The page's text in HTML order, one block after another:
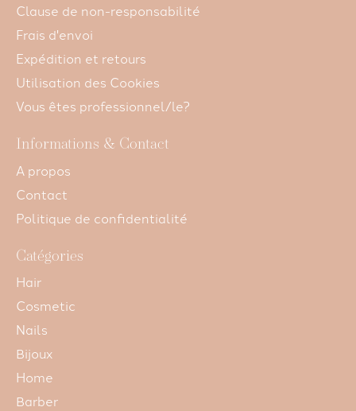
Clause de non-responsabilité
Frais d'envoi
Expédition et retours
Utilisation des Cookies
Vous êtes professionnel/le?
Informations & Contact
A propos
Contact
Politique de confidentialité
Catégories
Hair
Cosmetic
Nails
Bijoux
Home
Barber